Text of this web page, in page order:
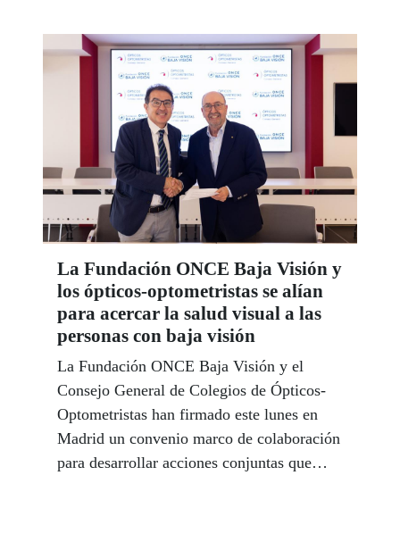
La Fundación ONCE Baja Visión y
los ópticos-optometristas se alían
para acercar la salud visual a las
personas con baja visión
La Fundación ONCE Baja Visión y el
Consejo General de Colegios de Ópticos-
Optometristas han firmado este lunes en
Madrid un convenio marco de colaboración
para desarrollar acciones conjuntas que